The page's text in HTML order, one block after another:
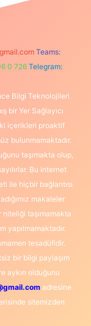
Teams:
0 726 Telegram:
Bilgi Teknolojileri
bir Yer Sağlayıcı
içerikleri proaktif
bulunmamaktadır.
taşımakta olup,
Bu internet
ile hiçbir bağlantısı
makaleler
niteliği taşımamakta
yapılmamaktadır.
tesadüfidir.
bir bilgi paylaşım
aykırı olduğunu
adresine
sitemizden